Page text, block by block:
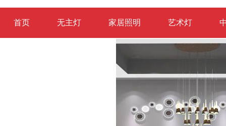
首页 无主灯 家居照明 艺术灯